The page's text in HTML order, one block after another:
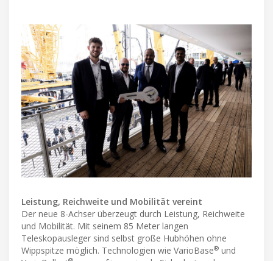
Leistung, Reichweite und Mobilität vereint
Der neue 8-Achser überzeugt durch Leistung, Reichweite
und Mobilität. Mit seinem 85 Meter langen
Teleskopausleger sind selbst große Hubhöhen ohne
Wippspitze möglich. Technologien wie VarioBase® und